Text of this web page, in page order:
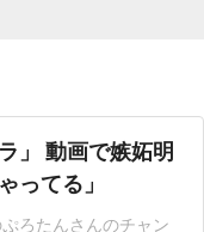
」 動画で嫉妬明
ってる」
ろたんさんのチャン